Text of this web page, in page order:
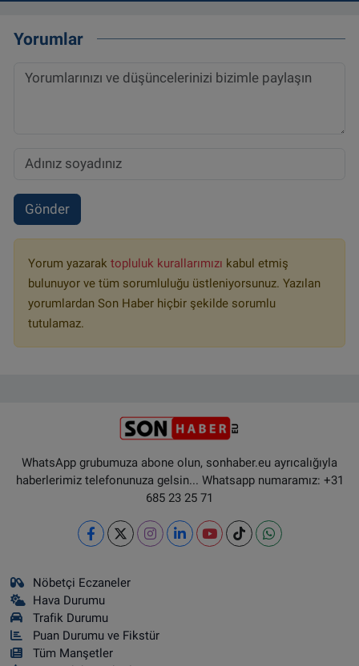
Yorumlar
Gönder
Yorum yazarak topluluk kurallarımızı kabul etmiş
bulunuyor ve tüm sorumluluğu üstleniyorsunuz. Yazılan
yorumlardan Son Haber hiçbir şekilde sorumlu
tutulamaz.
WhatsApp grubumuza abone olun, sonhaber.eu ayrıcalığıyla
haberlerimiz telefonunuza gelsin... Whatsapp numaramız: +31
685 23 25 71
Nöbetçi Eczaneler
Hava Durumu
Trafik Durumu
Puan Durumu ve Fikstür
Tüm Manşetler